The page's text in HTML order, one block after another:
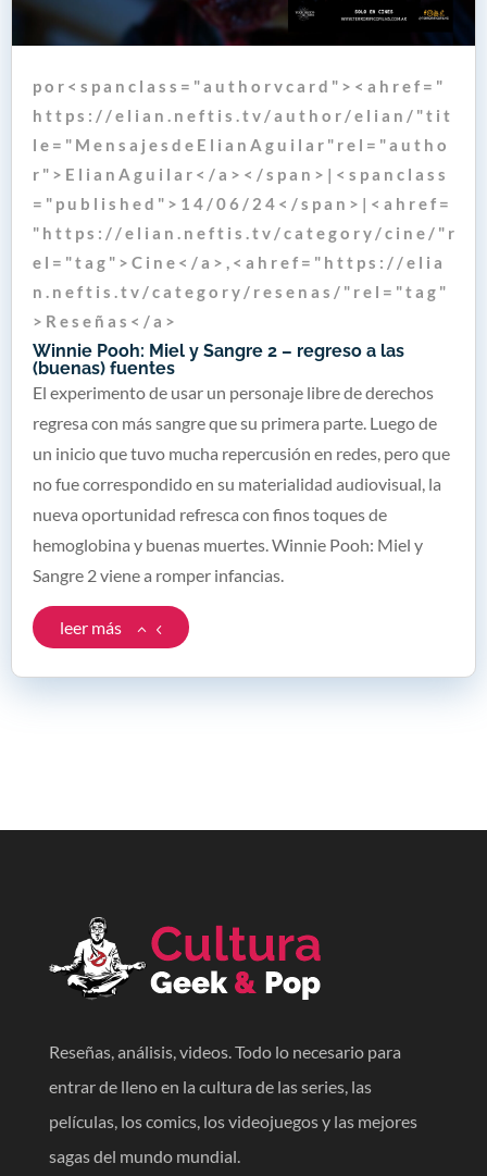
Winnie Pooh: Miel y Sangre 2 – regreso a las
(buenas) fuentes
p o r < s p a n c l a s s = " a u t h o r v c a r d " > < a h r e f = "
h t t p s : / / e l i a n . n e f t i s . t v / a u t h o r / e l i a n / " t i t
l e = " M e n s a j e s d e E l i a n A g u i l a r " r e l = " a u t h o
r " > E l i a n A g u i l a r < / a > < / s p a n > | < s p a n c l a s s
= " p u b l i s h e d " > 1 4 / 0 6 / 2 4 < / s p a n > | < a h r e f =
" h t t p s : / / e l i a n . n e f t i s . t v / c a t e g o r y / c i n e / " r
e l = " t a g " > C i n e < / a > , < a h r e f = " h t t p s : / / e l i a
n . n e f t i s . t v / c a t e g o r y / r e s e n a s / " r e l = " t a g "
> R e s e ñ a s < / a >
El experimento de usar un personaje libre de derechos
regresa con más sangre que su primera parte. Luego de
un inicio que tuvo mucha repercusión en redes, pero que
no fue correspondido en su materialidad audiovisual, la
nueva oportunidad refresca con finos toques de
hemoglobina y buenas muertes. Winnie Pooh: Miel y
Sangre 2 viene a romper infancias.
leer más
Reseñas, análisis, videos. Todo lo necesario para
entrar de lleno en la cultura de las series, las
películas, los comics, los videojuegos y las mejores
sagas del mundo mundial.